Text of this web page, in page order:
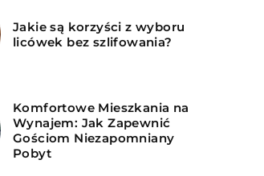
Jakie są korzyści z wyboru
licówek bez szlifowania?
Komfortowe Mieszkania na
Wynajem: Jak Zapewnić
Gościom Niezapomniany
Pobyt